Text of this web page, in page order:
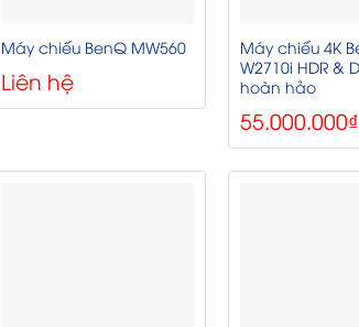
Máy chiếu BenQ MW560
Liên hệ
Máy chiếu 4K
W2710i HDR &
hoàn hảo
55.000.000₫